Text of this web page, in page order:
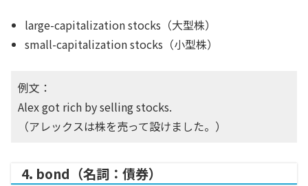
large-capitalization stocks（大型株）
small-capitalization stocks（小型株）
例文：
Alex got rich by selling stocks.
（アレックスは株を売って設けました。）
4. bond（名詞：債券）